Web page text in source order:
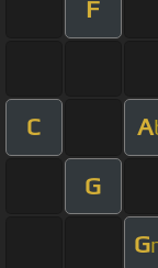
F
C A
G
G